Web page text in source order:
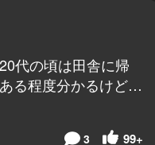
代の頃は田舎に帰
る程度分かるけど…
99+
3